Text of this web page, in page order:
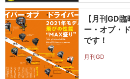
【月刊GD
ー・オブ・
です！
月刊GD